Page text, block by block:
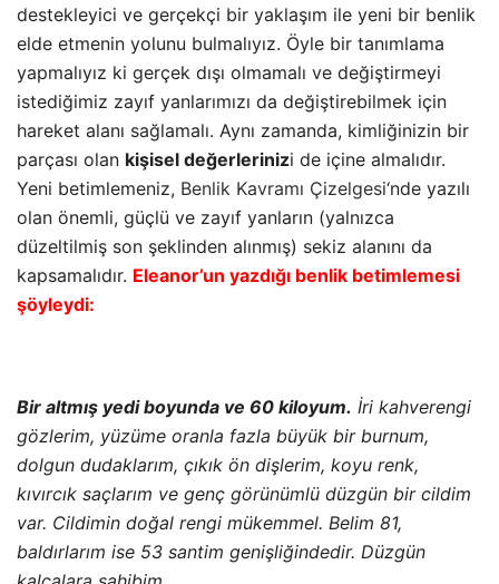
Yeni betimlemeniz,Benlik Kavramı Çizelgesi‘nde yazılı
olan önemli, güçlü ve zayıf yanların (yalnızca
düzeltilmiş son şeklinden alınmış) sekiz alanını da
kapsamalıdır.Eleanor’un yazdığı benlik betimlemesi
şöyleydi:
Bir altmış yedi boyunda ve 60 kiloyum. İri kahverengi
gözlerim, yüzüme oranla fazla büyük bir burnum,
dolgun dudaklarım, çıkık ön dişlerim, koyu renk,
kalçalara sahibim.
Sıcak, dost, açık yürekli ve sağlıklı iletişim kuran bir
insanım.İşimde ve çocuklarla ilişkimde isteklerimi
rahatlıkla belirtirim. Eşim ve kimi arkadaşlarıma karşı
ise ne isteğimi dile getirmekte ve sınır koymakta